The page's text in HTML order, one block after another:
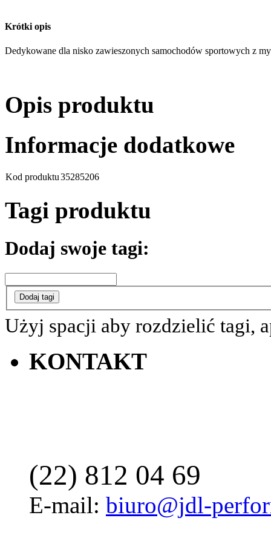
Krótki opis
Dedykowane dla nisko zawieszonych samochodów sportowych z
Opis produktu
Informacje dodatkowe
Kod produktu35285206
Tagi produktu
Dodaj swoje tagi:
Dodaj tagi
Użyj spacji aby rozdzielić tagi,
KONTAKT
(22) 812 04 69
E-mail: biuro@jdl-